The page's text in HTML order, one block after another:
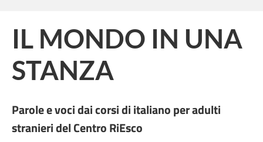
IL MONDO IN UNA
STANZA
Parole e voci dai corsi di italiano per adulti
stranieri del Centro RiEsco